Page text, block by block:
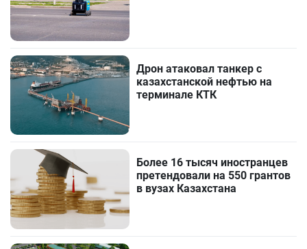
Дрон атаковал танкер с
казахстанской нефтью на
терминале КТК
Более 16 тысяч иностранцев
претендовали на 550 грантов
в вузах Казахстана